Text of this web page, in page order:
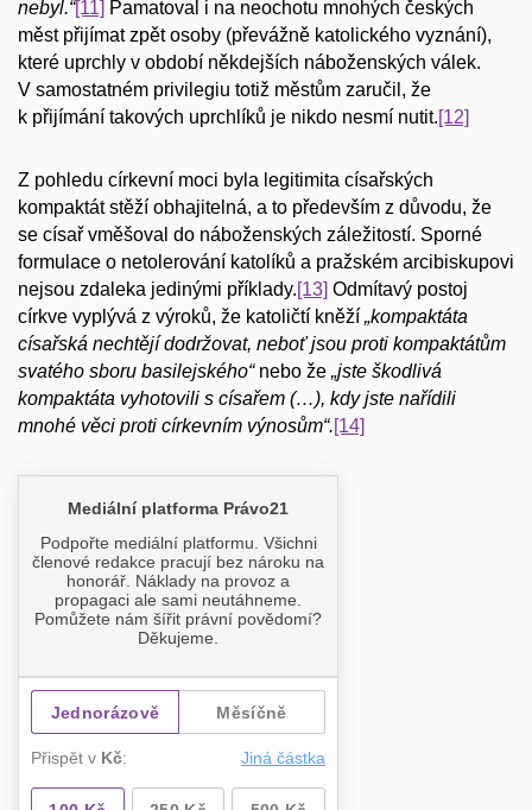
nebyl.“[11] Pamatoval i na neochotu mnohých českých
měst přijímat zpět osoby (převážně katolického vyznání),
které uprchly v období někdejších náboženských válek.
V samostatném privilegiu totiž městům zaručil, že
k přijímání takových uprchlíků je nikdo nesmí nutit.[12]
Z pohledu církevní moci byla legitimita císařských
kompaktát stěží obhajitelná, a to především z důvodu, že
se císař vměšoval do náboženských záležitostí. Sporné
formulace o netolerování katolíků a pražském arcibiskupovi
nejsou zdaleka jedinými příklady.[13] Odmítavý postoj
církve vyplývá z výroků, že katoličtí kněží „kompaktáta
císařská nechtějí dodržovat, neboť jsou proti kompaktátům
svatého sboru basilejského“ nebo že „jste škodlivá
kompaktáta vyhotovili s císařem (…), kdy jste nařídili
mnohé věci proti církevním výnosům“.[14]